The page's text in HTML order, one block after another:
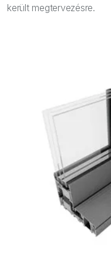
került megtervezésre.